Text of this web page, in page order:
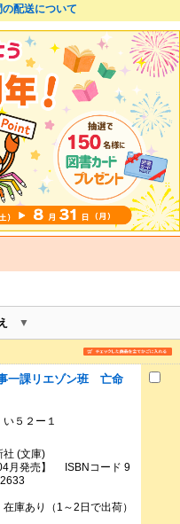
の配送について
一課リエゾン班 亡命
５２ー１
社 (文庫)
04月発売】 ISBNコード 9
庫あり（1～2日で出荷）